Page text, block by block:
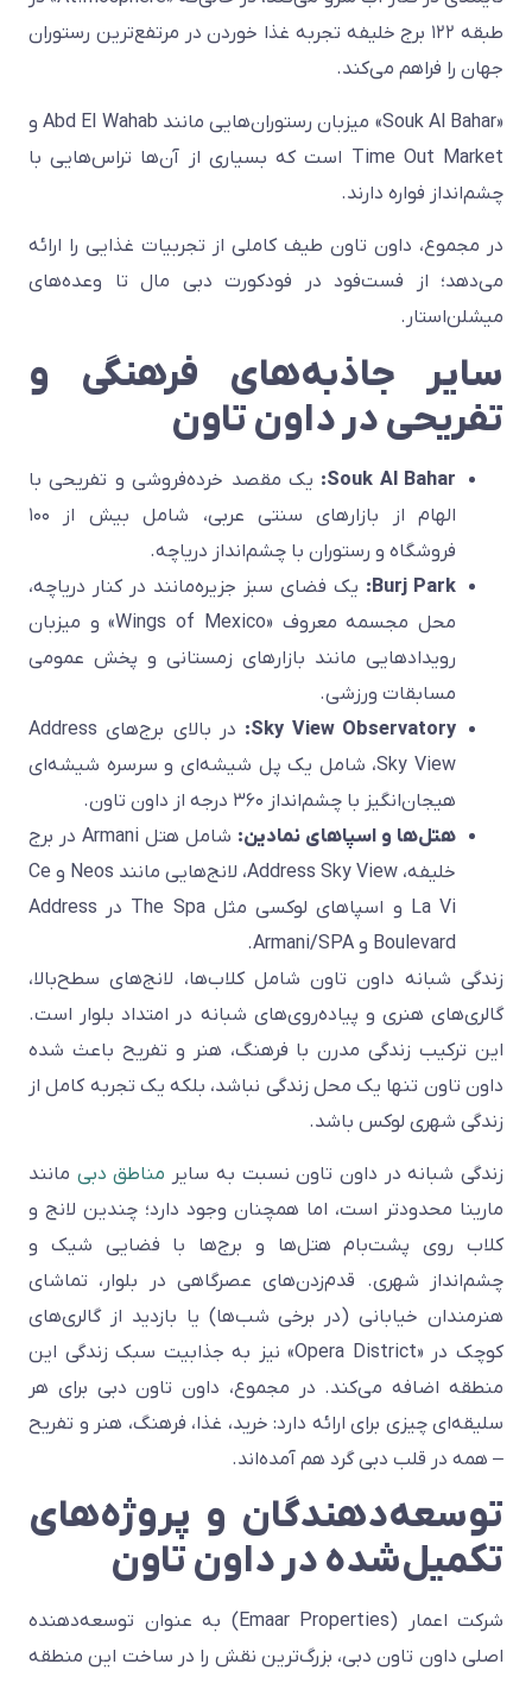
طبقه ۱۲۲ برج خلیفه تجربه غذا خوردن در مرتفع‌ترین رستوران
جهان را فراهم می‌کند.
«Souk Al Bahar» میزبان رستوران‌هایی مانند Abd El Wahab و
Time Out Market است که بسیاری از آن‌ها تراس‌هایی با
چشم‌انداز فواره دارند.
در مجموع، داون تاون طیف کاملی از تجربیات غذایی را ارائه
می‌دهد؛ از فست‌فود در فودکورت دبی مال تا وعده‌های
میشلن‌استار.
سایر جاذبه‌های فرهنگی و
تفریحی در داون تاون
Souk Al Bahar: یک مقصد خرده‌فروشی و تفریحی با
الهام از بازارهای سنتی عربی، شامل بیش از ۱۰۰
فروشگاه و رستوران با چشم‌انداز دریاچه.
Burj Park: یک فضای سبز جزیره‌مانند در کنار دریاچه،
محل مجسمه معروف «Wings of Mexico» و میزبان
رویدادهایی مانند بازارهای زمستانی و پخش عمومی
مسابقات ورزشی.
Sky View Observatory:
در بالای برج‌های Address
Sky View، شامل یک پل شیشه‌ای و سرسره شیشه‌ای
هیجان‌انگیز با چشم‌انداز ۳۶۰ درجه از داون تاون.
هتل‌ها و اسپاهای نمادین:
شامل هتل Armani در برج
خلیفه، Address Sky View، لانج‌هایی مانند Neos و Ce
La Vi و اسپاهای لوکسی مثل The Spa در Address
Boulevard و Armani/SPA.
زندگی شبانه داون تاون شامل کلاب‌ها، لانج‌های سطح‌بالا،
گالری‌های هنری و پیاده‌روی‌های شبانه در امتداد بلوار است.
این ترکیب زندگی مدرن با فرهنگ، هنر و تفریح باعث شده
داون تاون تنها یک محل زندگی نباشد، بلکه یک تجربه کامل از
زندگی شهری لوکس باشد.
زندگی شبانه در داون تاون نسبت به سایرمناطق دبیمانند
مارینا محدودتر است، اما همچنان وجود دارد؛ چندین لانج و
کلاب روی پشت‌بام هتل‌ها و برج‌ها با فضایی شیک و
چشم‌انداز شهری. قدم‌زدن‌های عصرگاهی در بلوار، تماشای
هنرمندان خیابانی (در برخی شب‌ها) یا بازدید از گالری‌های
کوچک در «Opera District» نیز به جذابیت سبک زندگی این
منطقه اضافه می‌کند. در مجموع، داون تاون دبی برای هر
سلیقه‌ای چیزی برای ارائه دارد: خرید، غذا، فرهنگ، هنر و تفریح
– همه در قلب دبی گرد هم آمده‌اند.
توسعه‌دهندگان و پروژه‌های
تکمیل‌شده در داون تاون
شرکت اعمار (Emaar Properties) به عنوان توسعه‌دهنده
اصلی داون تاون دبی، بزرگ‌ترین نقش را در ساخت این منطقه